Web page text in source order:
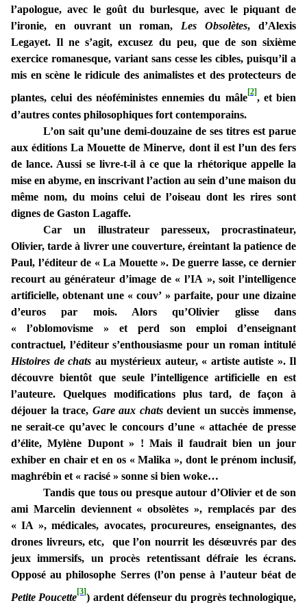
l’apologue, avec le goût du burlesque, avec le piquant de
l’ironie, en ouvrant un roman, Les Obsolètes, d’Alexis
Legayet. Il ne s’agit, excusez du peu, que de son sixième
exercice romanesque, variant sans cesse les cibles, puisqu’il a
mis en scène le ridicule des animalistes et des protecteurs de
plantes, celui des néoféministes ennemies du mâle[2], et bien
d’autres contes philosophiques fort contemporains.
L’on sait qu’une demi-douzaine de ses titres est parue
aux éditions La Mouette de Minerve, dont il est l’un des fers
de lance. Aussi se livre-t-il à ce que la rhétorique appelle la
mise en abyme, en inscrivant l’action au sein d’une maison du
même nom, du moins celui de l’oiseau dont les rires sont
dignes de Gaston Lagaffe.
Car un illustrateur paresseux, procrastinateur,
Olivier, tarde à livrer une couverture, éreintant la patience de
Paul, l’éditeur de « La Mouette ». De guerre lasse, ce dernier
recourt au générateur d’image de « l’IA », soit l’intelligence
artificielle, obtenant une « couv’ » parfaite, pour une dizaine
d’euros par mois. Alors qu’Olivier glisse dans
« l’oblomovisme » et perd son emploi d’enseignant
contractuel, l’éditeur s’enthousiasme pour un roman intitulé
Histoires de chats au mystérieux auteur, « artiste autiste ». Il
découvre bientôt que seule l’intelligence artificielle en est
l’auteure. Quelques modifications plus tard, de façon à
déjouer la trace, Gare aux chatsdevient un succès immense,
ne serait-ce qu’avec le concours d’une « attachée de presse
d’élite, Mylène Dupont » ! Mais il faudrait bien un jour
exhiber en chair et en os « Malika », dont le prénom inclusif,
maghrébin et « racisé » sonne si bien woke…
Tandis que tous ou presque autour d’Olivier et de son
ami Marcelin deviennent « obsolètes », remplacés par des
« IA », médicales, avocates, procureures, enseignantes, des
drones livreurs, etc, que l’on nourrit les désœuvrés par des
jeux immersifs, un procès retentissant défraie les écrans.
Opposé au philosophe Serres (l’on pense à l’auteur béat de
Petite Poucette[3]) ardent défenseur du progrès technologique,